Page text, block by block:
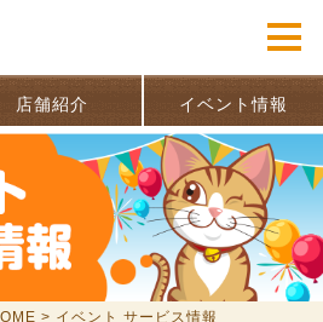
店舗紹介 イベント情報
> イベント サービス情報